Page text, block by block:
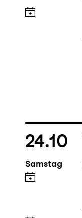
24.10
Samstag